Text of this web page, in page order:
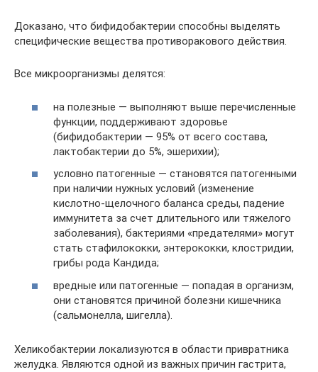
Доказано, что бифидобактерии способны выделять
специфические вещества противоракового действия.
Все микроорганизмы делятся:
на полезные — выполняют выше перечисленные
функции, поддерживают здоровье
(бифидобактерии — 95% от всего состава,
лактобактерии до 5%, эшерихии);
условно патогенные — становятся патогенными
при наличии нужных условий (изменение
кислотно-щелочного баланса среды, падение
иммунитета за счет длительного или тяжелого
заболевания), бактериями «предателями» могут
стать стафилококки, энтерококки, клостридии,
грибы рода Кандида;
вредные или патогенные — попадая в организм,
они становятся причиной болезни кишечника
(сальмонелла, шигелла).
Хеликобактерии локализуются в области привратника
желудка. Являются одной из важных причин гастрита,